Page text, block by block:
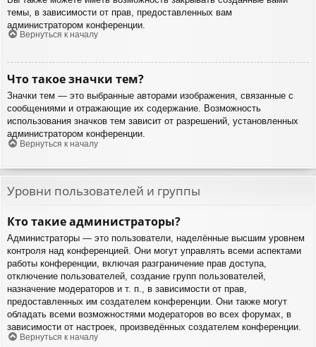
темы, в зависимости от прав, предоставленных вам
администратором конференции.
Вернуться к началу
Что такое значки тем?
Значки тем — это выбранные авторами изображения, связанные с
сообщениями и отражающие их содержание. Возможность
использования значков тем зависит от разрешений, установленных
администратором конференции.
Вернуться к началу
Уровни пользователей и группы
Кто такие администраторы?
Администраторы — это пользователи, наделённые высшим уровнем
контроля над конференцией. Они могут управлять всеми аспектами
работы конференции, включая разграничение прав доступа,
отключение пользователей, создание групп пользователей,
назначение модераторов и т. п., в зависимости от прав,
предоставленных им создателем конференции. Они также могут
обладать всеми возможностями модераторов во всех форумах, в
зависимости от настроек, произведённых создателем конференции.
Вернуться к началу